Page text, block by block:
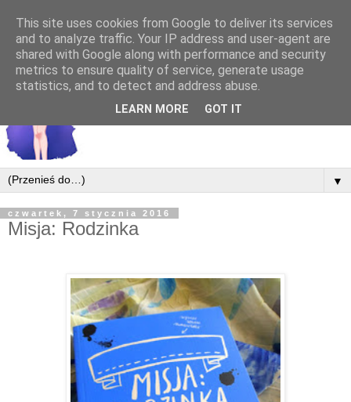
▼
czwartek, 7 stycznia 2016
Misja: Rodzinka
This site uses cookies from Google to deliver its services
and to analyze traffic. Your IP address and user-agent are
shared with Google along with performance and security
metrics to ensure quality of service, generate usage
statistics, and to detect and address abuse.
LEARN MORE GOT IT